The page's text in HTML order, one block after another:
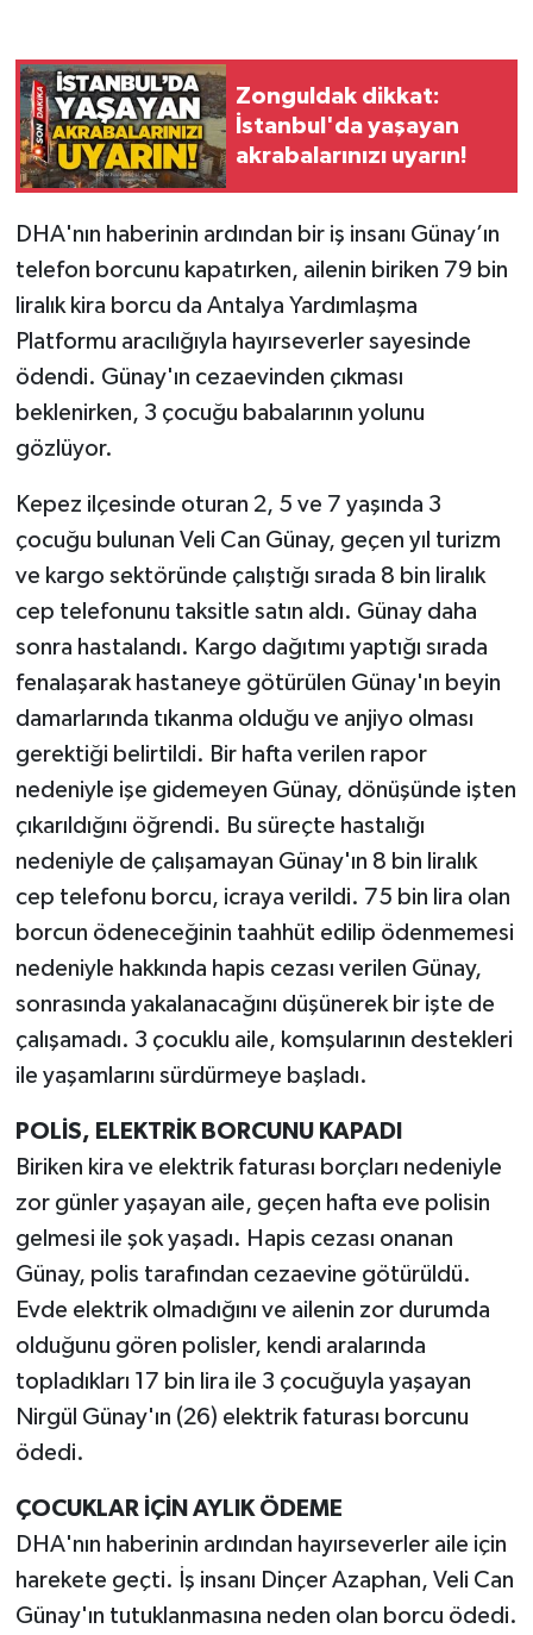
Zonguldak dikkat:
İstanbul'da yaşayan
akrabalarınızı uyarın!
DHA'nın haberinin ardından bir iş insanı Günay’ın
telefon borcunu kapatırken, ailenin biriken 79 bin
liralık kira borcu da Antalya Yardımlaşma
Platformu aracılığıyla hayırseverler sayesinde
ödendi. Günay'ın cezaevinden çıkması
beklenirken, 3 çocuğu babalarının yolunu
gözlüyor.
Kepez ilçesinde oturan 2, 5 ve 7 yaşında 3
çocuğu bulunan Veli Can Günay, geçen yıl turizm
ve kargo sektöründe çalıştığı sırada 8 bin liralık
cep telefonunu taksitle satın aldı. Günay daha
sonra hastalandı. Kargo dağıtımı yaptığı sırada
fenalaşarak hastaneye götürülen Günay'ın beyin
damarlarında tıkanma olduğu ve anjiyo olması
gerektiği belirtildi. Bir hafta verilen rapor
nedeniyle işe gidemeyen Günay, dönüşünde işten
çıkarıldığını öğrendi. Bu süreçte hastalığı
nedeniyle de çalışamayan Günay'ın 8 bin liralık
cep telefonu borcu, icraya verildi. 75 bin lira olan
borcun ödeneceğinin taahhüt edilip ödenmemesi
nedeniyle hakkında hapis cezası verilen Günay,
sonrasında yakalanacağını düşünerek bir işte de
çalışamadı. 3 çocuklu aile, komşularının destekleri
ile yaşamlarını sürdürmeye başladı.
POLİS, ELEKTRİK BORCUNU KAPADI
Biriken kira ve elektrik faturası borçları nedeniyle
zor günler yaşayan aile, geçen hafta eve polisin
gelmesi ile şok yaşadı. Hapis cezası onanan
Günay, polis tarafından cezaevine götürüldü.
Evde elektrik olmadığını ve ailenin zor durumda
olduğunu gören polisler, kendi aralarında
topladıkları 17 bin lira ile 3 çocuğuyla yaşayan
Nirgül Günay'ın (26) elektrik faturası borcunu
ödedi.
ÇOCUKLAR İÇİN AYLIK ÖDEME
DHA'nın haberinin ardından hayırseverler aile için
harekete geçti. İş insanı Dinçer Azaphan, Veli Can
Günay'ın tutuklanmasına neden olan borcu ödedi.
Gökçebey
GÜNDEM
Kilimli
Kültür - Sanat
MAGAZİN
Politika
Resmi İlan
Röportaj
Sağlık
SİYASET
Spor
Ulusal
Yaşam